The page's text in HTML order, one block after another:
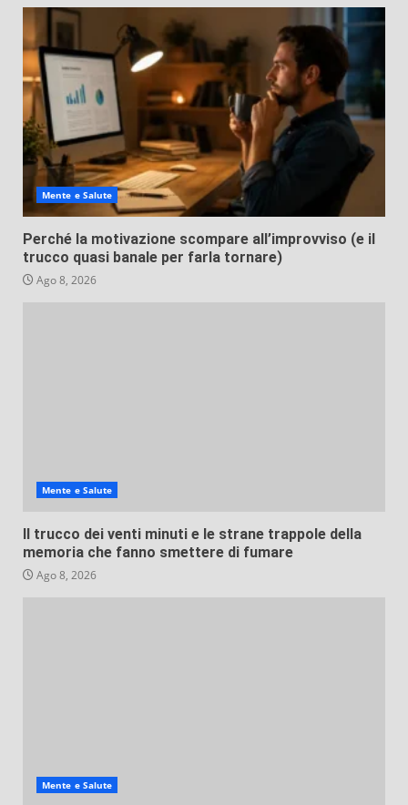
Mente e Salute
Perché la motivazione scompare all’improvviso (e il
trucco quasi banale per farla tornare)
Ago 8, 2026
Mente e Salute
Il trucco dei venti minuti e le strane trappole della
memoria che fanno smettere di fumare
Ago 8, 2026
Mente e Salute